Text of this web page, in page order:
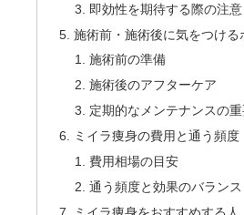
即効性を期待する際の注意
施術前・施術後に気をつける
施術前の準備
施術後のアフターケア
定期的なメンテナンスの
ミイラ痩身の費用と通う頻度
費用相場の目安
通う頻度と効果のバランス
ミイラ痩身をおすすめする人